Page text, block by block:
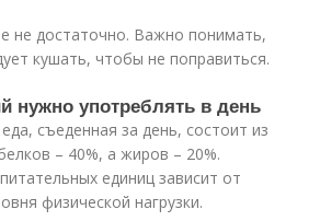
не достаточно. Важно понимать,
кушать, чтобы не поправиться.
нужно употреблять в день
съеденная за день, состоит из
– 40%, а жиров – 20%.
единиц зависит от
физической нагрузки.